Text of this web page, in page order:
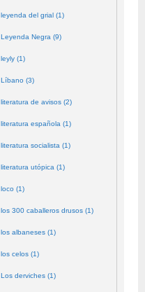
leyenda del grial (1)
Leyenda Negra (9)
leyly (1)
Líbano (3)
literatura de avisos (2)
literatura española (1)
literatura socialista (1)
literatura utópica (1)
loco (1)
los 300 caballeros drusos (1)
los albaneses (1)
los celos (1)
Los derviches (1)